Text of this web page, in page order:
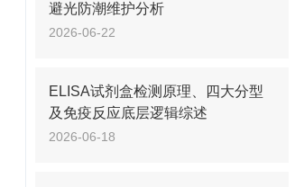
避光防潮维护分析
2026-06-22
ELISA试剂盒检测原理、四大分型
及免疫反应底层逻辑综述
2026-06-18